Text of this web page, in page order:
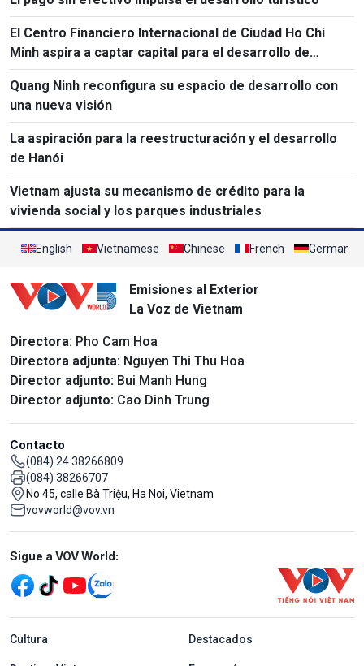
El Centro Financiero Internacional de Ciudad Ho Chi
Minh aspira a captar capital para el desarrollo de
Vietnam
Quang Ninh reconfigura su espacio de desarrollo con
una nueva visión
La aspiración para la reestructuración y el desarrollo
de Hanói
Vietnam ajusta su mecanismo de crédito para la
vivienda social y los parques industriales
English Vietnamese Chinese French German
Emisiones al Exterior
La Voz de Vietnam
Directora: Pho Cam Hoa
Directora adjunta: Nguyen Thi Thu Hoa
Director adjunto: Bui Manh Hung
Director adjunto: Cao Dinh Trung
Contacto
(084) 24 38266809
(084) 38266707
No 45, calle Bà Triệu, Ha Noi, Vietnam
vovworld@vov.vn
Mạng xã hội
Sigue a VOV World:
menu footer tiếng Tây ban nha
Cultura Destacados